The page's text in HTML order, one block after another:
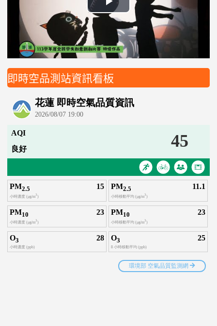
播
放
影
片
即時空品測站資訊看板